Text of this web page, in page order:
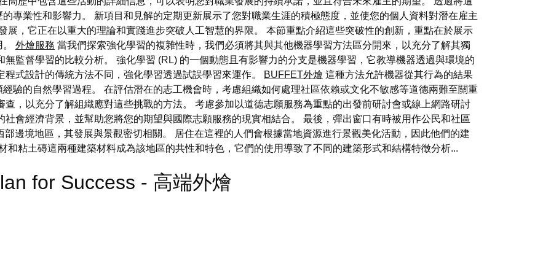
專業性和影響力。 新項目和見解的定期更新展示了您對職業生涯的積極態度，並使您的個人資料對潛在雇主
展，它正在以重大的理論和實踐進步突破人工智慧的界限。 本節重點介紹這些突破性的創新，重點在於展示
外燴服務 當我們探索強化學習的複雜性時，我們必須將其與其他機器學習方法區分開來，以充分了解其獨
監督學習的比較分析。 強化學習 (RL) 的一個動態且有影響力的分支是機器學習，它教導機器透過與環境的
式設計的傳統方法不同，強化學習透過試誤學習來運作。
BUFFET外燴 這種方法允許機器從其行為的結果
驗的自然學習過程。 在評估潛在的志工機會時，考慮組織如何處理社區依賴或文化不敏感等道德兩難至關重
，以充分了解組織應對這些挑戰的方法。 考慮參加以道德志願服務為重點的出發前研討會或線上網路研討
會經濟背景，並幫助您將您的期望與國際志願服務的現實相結合。 最後，彈出窗口有時被用作公民和社區
邊境地區，其發展與景觀密切相關。 居住在這裡的人們會根據當地資源進行景觀美化活動，因此他們的建
和粘土磚這兩種建築材料成為該地區的共性和特色，它們的使用導致了不同的建築形式和結構特徵分析...
for Success - 高端外燴